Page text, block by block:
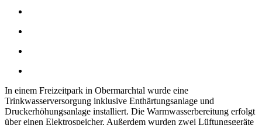
In einem Freizeitpark in Obermarchtal wurde eine
Trinkwasserversorgung inklusive Enthärtungsanlage und
Druckerhöhungsanlage installiert. Die Warmwasserbereitung erfolgt
über einen Elektrospeicher. Außerdem wurden zwei Lüftungsgeräte